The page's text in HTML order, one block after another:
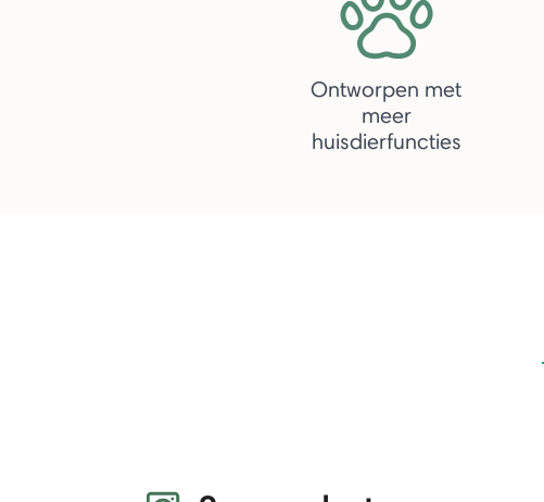
Ontworpen met
meer
huisdierfuncties